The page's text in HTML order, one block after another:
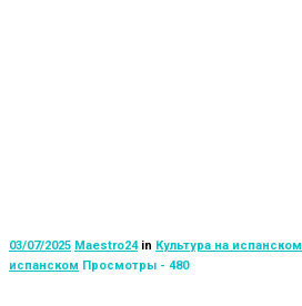
03/07/2025 Maestro24 in Культура на испанском
испанском Просмотры - 480